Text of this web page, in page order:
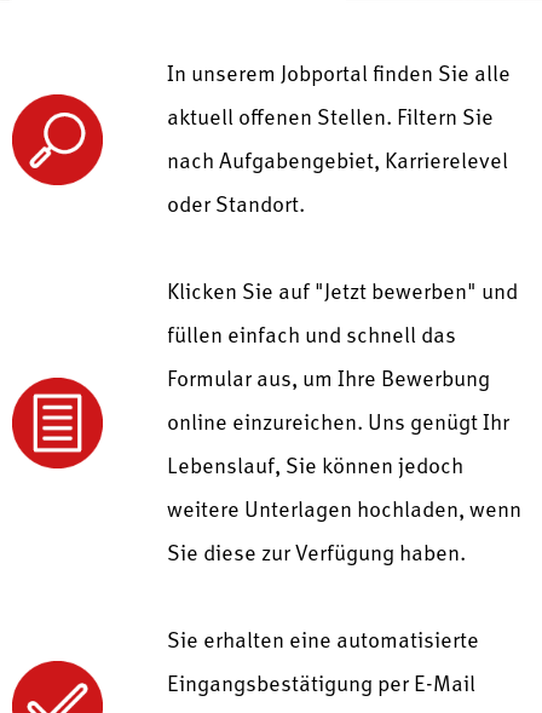
In unserem Jobportal finden Sie alle
aktuell offenen Stellen. Filtern Sie
nach Aufgabengebiet, Karrierelevel
oder Standort.
Klicken Sie auf "Jetzt bewerben" und
füllen einfach und schnell das
Formular aus, um Ihre Bewerbung
online einzureichen. Uns genügt Ihr
Lebenslauf, Sie können jedoch
weitere Unterlagen hochladen, wenn
Sie diese zur Verfügung haben.
Sie erhalten eine automatisierte
Eingangsbestätigung per E-Mail